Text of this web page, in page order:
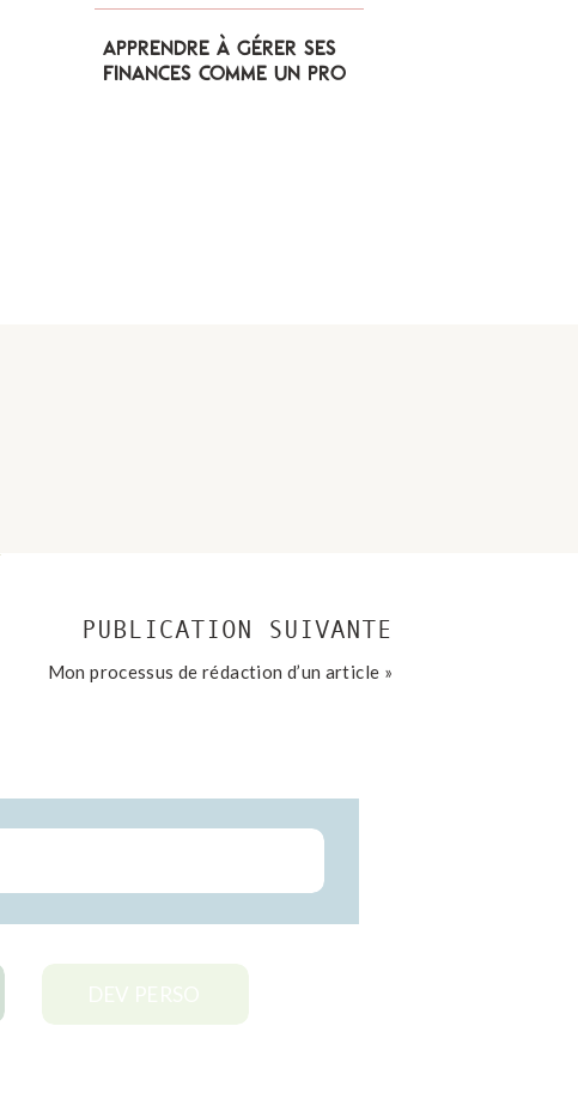
apprendre à gérer ses
finances comme un pro
Mon processus de rédaction d’un article »
PUBLICATION SUIVANTE
DEV PERSO